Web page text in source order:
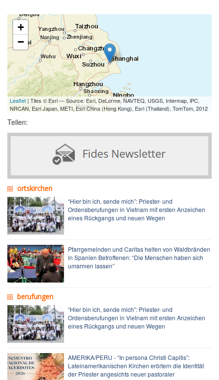
+
−
Leaflet | Tiles © Esri — Source: Esri, DeLorme, NAVTEQ, USGS, Intermap, iPC,
NRCAN, Esri Japan, METI, Esri China (Hong Kong), Esri (Thailand), TomTom, 2012
Teilen:
ortskirchen
“Hier bin ich, sende mich”: Priester- und
Ordensberufungen in Vietnam mit ersten Anzeichen
eines Rückgangs und neuen Wegen
Pfarrgemeinden und Caritas helfen von Waldbränden
in Spanien Betroffenen: “Die Menschen haben sich
umarmen lassen”
berufungen
“Hier bin ich, sende mich”: Priester- und
Ordensberufungen in Vietnam mit ersten Anzeichen
eines Rückgangs und neuen Wegen
AMERIKA/PERU - “In persona Christi Capitis”:
Lateinamerikanischen Kirchen erörtern die Identität
der Priester angesichts neuer pastoraler